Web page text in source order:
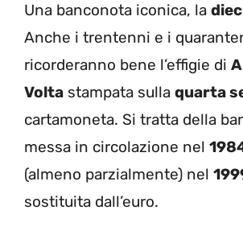
Una banconota iconica, la
Anche i trentenni e i
ricorderanno bene l’effigie di
Volta stampata sulla quarta
cartamoneta. Si tratta della
messa in circolazione nel
(almeno parzialmente) nel
sostituita dall’euro.